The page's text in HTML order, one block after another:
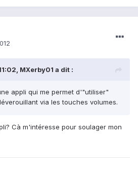
MXerby01 a dit :
appli qui me permet d'"utiliser"
via les touches volumes.
Cà m'intéresse pour soulager mon